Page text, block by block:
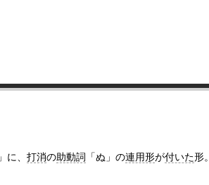
」に、 打消の助動詞 「ぬ」の連用形が付いた形。